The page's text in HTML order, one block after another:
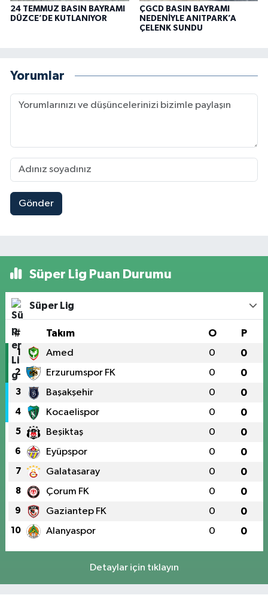
24 TEMMUZ BASIN BAYRAMI
DÜZCE’DE KUTLANIYOR
ÇGCD BASIN BAYRAMI
NEDENİYLE ANITPARK’A
ÇELENK SUNDU
Yorumlar
Gönder
Süper Lig Puan Durumu
Süper Lig
# Takım O P
1 Amed 0 0
2 Erzurumspor FK 0 0
3 Başakşehir 0 0
4 Kocaelispor 0 0
5 Beşiktaş 0 0
6 Eyüpspor 0 0
7 Galatasaray 0 0
8 Çorum FK 0 0
9 Gaziantep FK 0 0
10 Alanyaspor 0 0
Detaylar için tıklayın